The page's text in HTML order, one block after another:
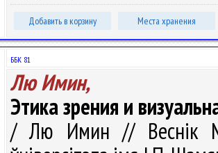
Добавить в корзину Места хранения
ББК 81
Лю Имин,
Этика зрения и
/ Лю Имин // Веснік